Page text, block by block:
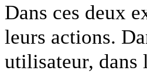
Dans ces deux
leurs actions.
utilisateur, dans